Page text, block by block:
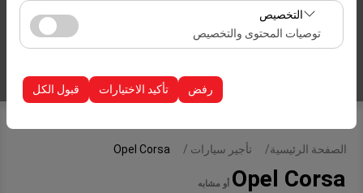
المستخدم بشكل مستمر.
تتيح لنا ملفات تعريف الارتباط هذه عرض إعلانات مخصصة
تتناسب مع اهتماماتك وقياس فعالية حملاتنا الإعلانية (عدد مرات
الظهور، معدل النقر).
التخصيص
توصيات المحتوى والتخصيص
تجربتك على المنصة من خلال حفظ إعدادات واجهة المستخدم،
وتفضيلات اللغة، والإعدادات الأخرى.
رفض تأكيد الاختيارات قبول الكل
الصفحة الرئيسية تأجير سيارات Opel Corsa
Opel Corsa أو مشابه